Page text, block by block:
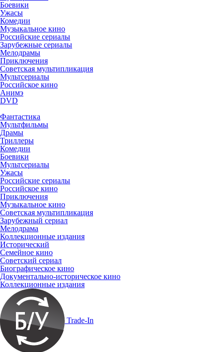
Боевики
Ужасы
Комедии
Музыкальное кино
Российские сериалы
Зарубежные сериалы
Мелодрамы
Приключения
Советская мультипликация
Мультсериалы
Российское кино
Анимэ
DVD
Фантастика
Мультфильмы
Драмы
Триллеры
Комедии
Боевики
Мультсериалы
Ужасы
Российские сериалы
Российское кино
Приключения
Музыкальное кино
Советская мультипликация
Зарубежный сериал
Мелодрама
Коллекционные издания
Исторический
Семейное кино
Советский сериал
Биографическое кино
Документально-историческое кино
Коллекционные издания
Trade-In